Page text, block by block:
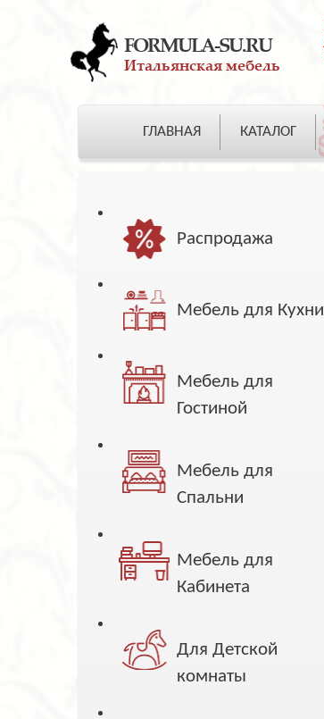
FORMULA-SU.RU
Итальянская мебель
ГЛАВНАЯ КАТАЛОГ
Распродажа
Мебель для Кухни
Мебель для
Гостиной
Мебель для
Спальни
Мебель для
Кабинета
Для Детской
комнаты